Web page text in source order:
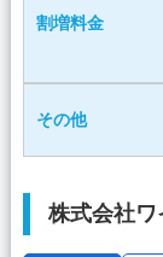
割増料金
その他
株式会社